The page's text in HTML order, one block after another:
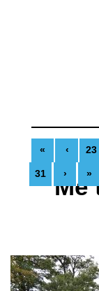
Me
« ‹ 23
31 › »